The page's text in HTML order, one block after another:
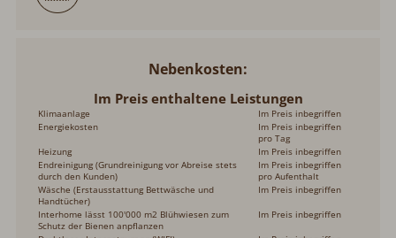
Nebenkosten
Im Preis enthaltene Leistungen
Klimaanlage
Im Preis inbegriffen
Energiekosten
Im Preis inbegriffen
pro Tag
Heizung
Im Preis inbegriffen
Endreinigung (Grundreinigung vor Abreise stets
durch den Kunden)
Im Preis inbegriffen
pro Aufenthalt
Wäsche (Erstausstattung Bettwäsche und
Handtücher)
Im Preis inbegriffen
Interhome lässt 100'000 m2 Blühwiesen zum
Schutz der Bienen anpflanzen
Im Preis inbegriffen